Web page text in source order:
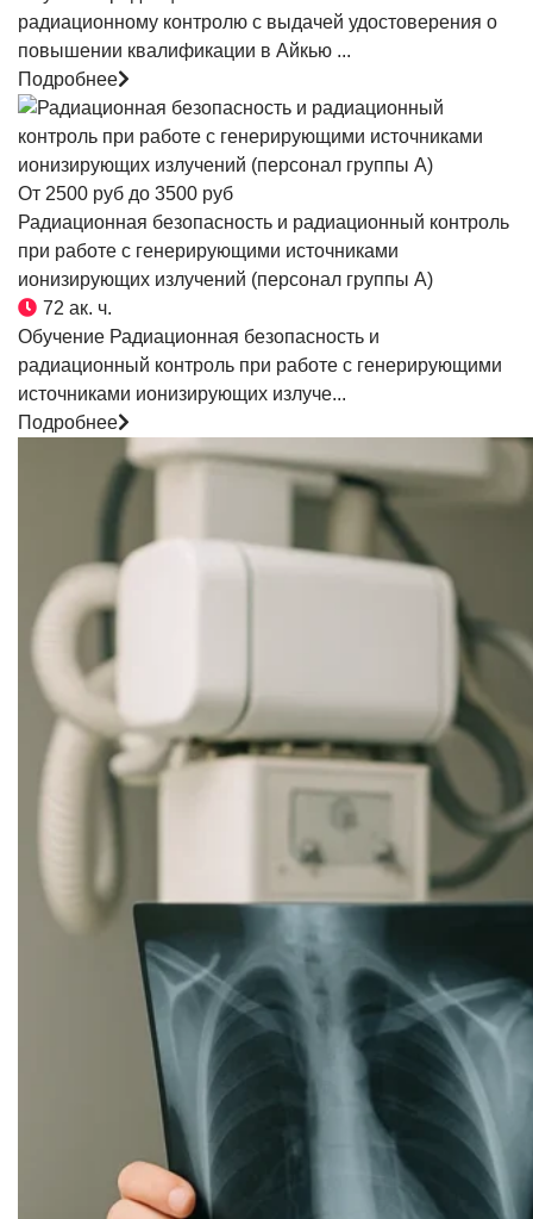
радиационному контролю с выдачей удостоверения о
повышении квалификации в Айкью ...
Подробнее
От 2500 руб до 3500 руб
Радиационная безопасность и радиационный контроль
при работе с генерирующими источниками
ионизирующих излучений (персонал группы А)
72 ак. ч.
Обучение Радиационная безопасность и
радиационный контроль при работе с генерирующими
источниками ионизирующих излуче...
Подробнее